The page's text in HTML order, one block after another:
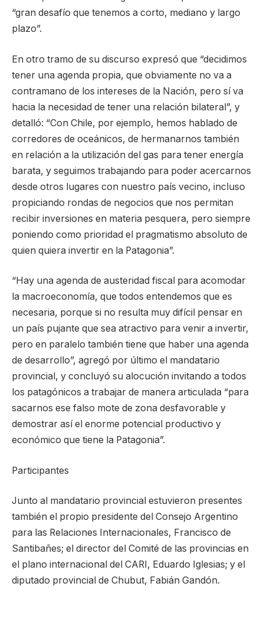
“gran desafío que tenemos a corto, mediano y largo
plazo”.
En otro tramo de su discurso expresó que “decidimos
tener una agenda propia, que obviamente no va a
contramano de los intereses de la Nación, pero sí va
hacia la necesidad de tener una relación bilateral”, y
detalló: “Con Chile, por ejemplo, hemos hablado de
corredores de oceánicos, de hermanarnos también
en relación a la utilización del gas para tener energía
barata, y seguimos trabajando para poder acercarnos
desde otros lugares con nuestro país vecino, incluso
propiciando rondas de negocios que nos permitan
recibir inversiones en materia pesquera, pero siempre
poniendo como prioridad el pragmatismo absoluto de
quien quiera invertir en la Patagonia”.
“Hay una agenda de austeridad fiscal para acomodar
la macroeconomía, que todos entendemos que es
necesaria, porque si no resulta muy difícil pensar en
un país pujante que sea atractivo para venir a invertir,
pero en paralelo también tiene que haber una agenda
de desarrollo”, agregó por último el mandatario
provincial, y concluyó su alocución invitando a todos
los patagónicos a trabajar de manera articulada “para
sacarnos ese falso mote de zona desfavorable y
demostrar así el enorme potencial productivo y
económico que tiene la Patagonia”.
Participantes
Junto al mandatario provincial estuvieron presentes
también el propio presidente del Consejo Argentino
para las Relaciones Internacionales, Francisco de
Santibañes; el director del Comité de las provincias en
el plano internacional del CARI, Eduardo Iglesias; y el
diputado provincial de Chubut, Fabián Gandón.